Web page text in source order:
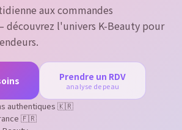
aux commandes
découvrez l'univers K-Beauty pour
Prendre un RDV
analyse de peau
authentiques 🇰🇷
🇫🇷